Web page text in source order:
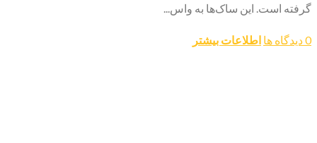
گرفته است. این ساک‌ها به واس...
0 دیدگاه ها اطلاعات بیشتر